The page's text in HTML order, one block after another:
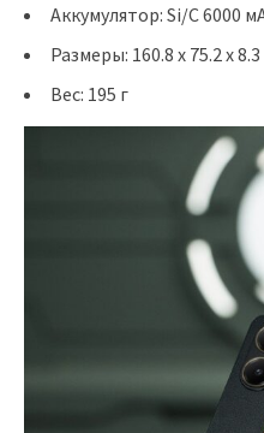
Аккумулятор: Si/C 6000
Размеры: 160.8 x 75.2 x
Вес: 195 г